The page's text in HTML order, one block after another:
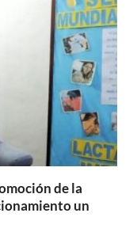
de la
un